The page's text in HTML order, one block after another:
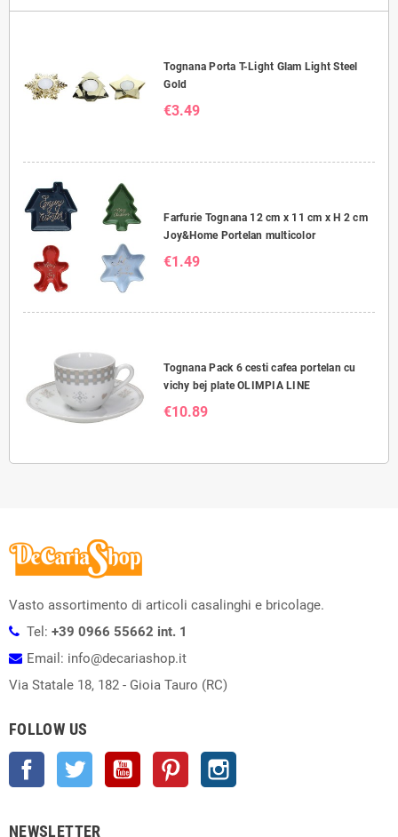
Tognana Porta T-Light Glam Light Steel
Gold
€3.49
Farfurie Tognana 12 cm x 11 cm x H 2 cm
Joy&Home Portelan multicolor
€1.49
Tognana Pack 6 cesti cafea portelan cu
vichy bej plate OLIMPIA LINE
€10.89
Vasto assortimento di articoli casalinghi e bricolage.
Tel: +39 0966 55662 int. 1
Email: info@decariashop.it
Via Statale 18, 182 - Gioia Tauro (RC)
FOLLOW US
Facebook Twitter YouTube Pinterest
NEWSLETTER